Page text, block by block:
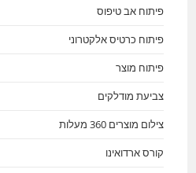
פיתוח אב טיפוס
פיתוח כרטיס אלקטרוני
פיתוח מוצר
צביעת מודלקים
צילום מוצרים 360 מעלות
קורס ארדואינו